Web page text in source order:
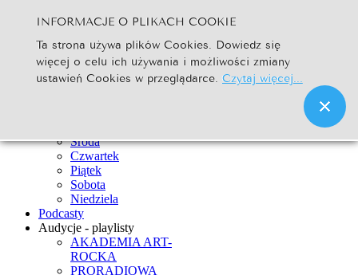
Szukaj... Go
Strona Główna
Newsy
Środa
Czwartek
Piątek
Sobota
Niedziela
Podcasty
Audycje - playlisty
AKADEMIA ART-
ROCKA
PRORADIOWA
INFORMACJE O PLIKACH COOKIE
Ta strona używa plików Cookies. Dowiedz się
więcej o celu ich używania i możliwości zmiany
ustawień Cookies w przeglądarce. Czytaj więcej...